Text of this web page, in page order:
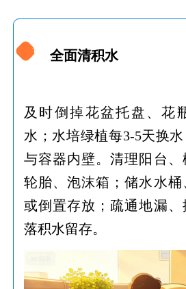
1 全面清积水
及时倒掉花盆托盘、花
水；水培绿植每3-5天换
与容器内壁。清理阳台、
轮胎、泡沫箱；储水水
或倒置存放；疏通地漏、
落积水留存。